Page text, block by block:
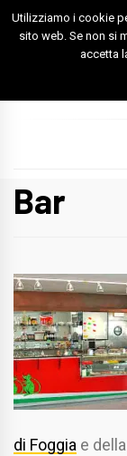
Skip
Foggia
Bar
di Foggia e
Utilizziamo i cookie
sito web. Se non si
accetta